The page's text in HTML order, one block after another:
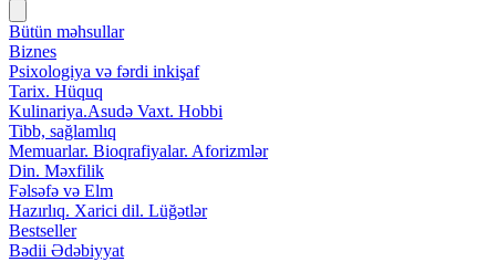
Bütün məhsullar
Biznes
Psixologiya və fərdi inkişaf
Tarix. Hüquq
Kulinariya.Asudə Vaxt. Hobbi
Tibb, sağlamlıq
Memuarlar. Bioqrafiyalar. Aforizmlər
Din. Məxfilik
Fəlsəfə və Elm
Hazırlıq. Xarici dil. Lüğətlər
Bestseller
Bədii Ədəbiyyat